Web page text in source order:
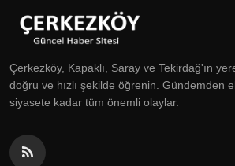
Çerkezköy, Kapaklı, Saray ve Tekirdağ'ın
doğru ve hızlı şekilde öğrenin. Gündemden
siyasete kadar tüm önemli olaylar.